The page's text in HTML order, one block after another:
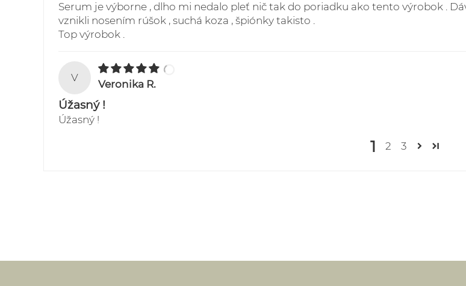
Serum je výborne , dlho mi nedalo pleť nič tak do poriadku ako tento výrobok .
vznikli nosením rúšok , suchá koza , špiónky takisto .
Top výrobok .
V
Veronika R.
Úžasný !
Úžasný !
1 2 3